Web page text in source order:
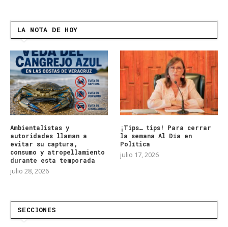
LA NOTA DE HOY
Ambientalistas y
autoridades llaman a
evitar su captura,
consumo y atropellamiento
durante esta temporada
julio 28, 2026
¡Tips… tips! Para cerrar
la semana Al Día en
Política
julio 17, 2026
SECCIONES